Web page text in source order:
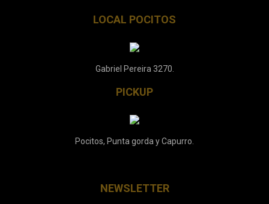
LOCAL POCITOS
Gabriel Pereira 3270.
PICKUP
Pocitos, Punta gorda y Capurro.
NEWSLETTER